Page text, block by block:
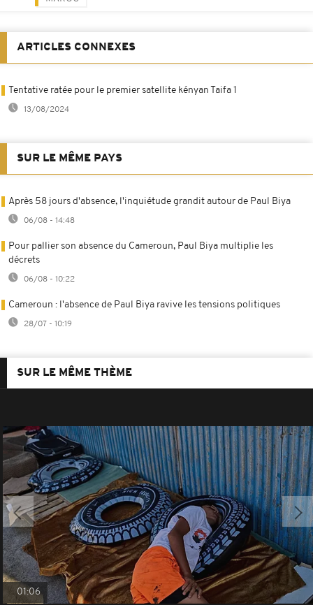
ARTICLES CONNEXES
Tentative ratée pour le premier satellite kényan Taifa 1
13/08/2024
SUR LE MÊME PAYS
Après 58 jours d'absence, l'inquiétude grandit autour de Paul Biya
06/08 - 14:48
Pour pallier son absence du Cameroun, Paul Biya multiplie les
décrets
06/08 - 10:22
Cameroun : l'absence de Paul Biya ravive les tensions politiques
28/07 - 10:19
SUR LE MÊME THÈME
01:06